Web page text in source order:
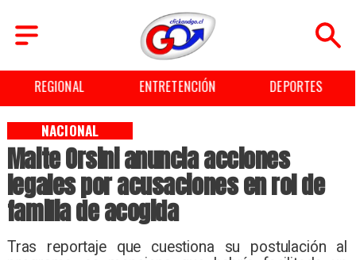
ENTRETENCIÓN DEPORTES CULTURA
Maite Orsini anuncia acciones
legales por acusaciones en rol de
familia de acogida
Tras reportaje que cuestiona su postulación al
NACIONAL